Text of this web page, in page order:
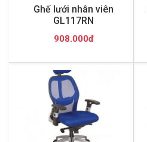
Ghế lưới nhân viên
GL117RN
908.000đ